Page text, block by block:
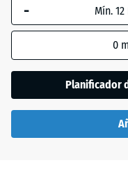
Verde
hierba
+ 0,50 €
indique lo
los datos del
producto).
50
50
-
0
Planificador